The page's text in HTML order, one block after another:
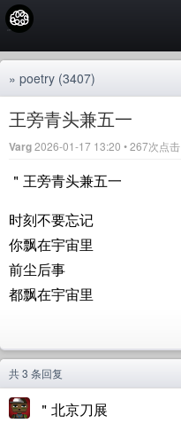
» poetry (3407)
王旁青头兼五一
Varg2026-01-17 13:20 • 267次点击
＂王旁青头兼五一
时刻不要忘记
你飘在宇宙里
前尘后事
都飘在宇宙里
共 3 条回复
＂北京刀展